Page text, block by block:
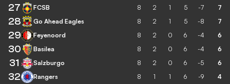
27 FCSB 8 2 1 5 -7 7
28 Go Ahead Eagles 8 2 1 5 -8 7
29 Feyenoord 8 2 0 6 -4 6
30 Basilea 8 2 0 6 -4 6
31 Salzburgo 8 2 0 6 -5 6
32 Rangers 8 1 1 6 -9 4